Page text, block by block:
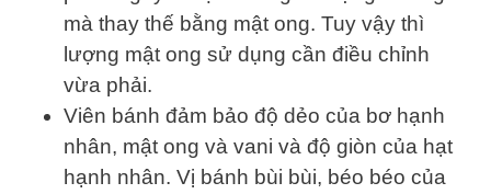
mà thay thế bằng mật ong. Tuy vậy thì
lượng mật ong sử dụng cần điều chỉnh
vừa phải.
Viên bánh đảm bảo độ dẻo của bơ hạnh
nhân, mật ong và vani và độ giòn của hạt
hạnh nhân. Vị bánh bùi bùi, béo béo của